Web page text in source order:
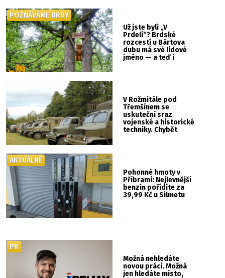
Už jste byli „V
Prdeli“? Brdské
rozcestí u Bártova
dubu má své lidové
jméno — a teď i
POZNÁVÁME BRDY
V Rožmitále pod
Třemšínem se
uskuteční sraz
vojenské a historické
techniky. Chybět
Pohonné hmoty v
Příbrami: Nejlevnější
benzin pořídíte za
39,99 Kč u Silmetu
AKTUÁLNĚ
Možná nehledáte
novou práci. Možná
jen hledáte místo,
PR